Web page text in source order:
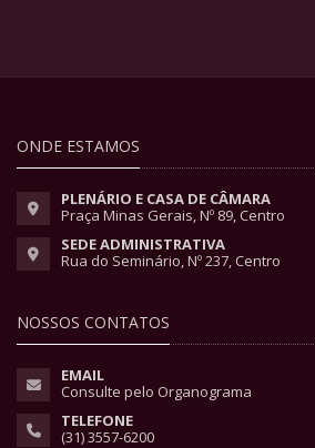
ONDE ESTAMOS
PLENÁRIO E CASA DE CÂMARA
Praça Minas Gerais, Nº 89, Centro
SEDE ADMINISTRATIVA
Rua do Seminário, Nº 237, Centro
NOSSOS CONTATOS
EMAIL
Consulte pelo Organograma
TELEFONE
(31) 3557-6200